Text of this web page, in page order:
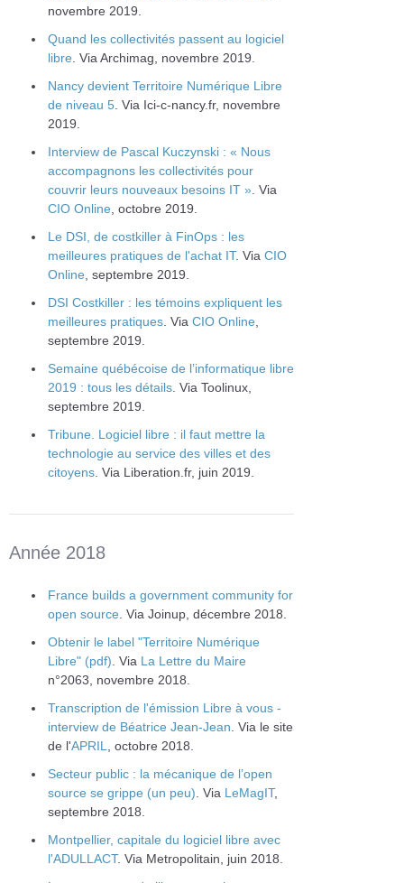
novembre 2019.
Quand les collectivités passent au logiciel
libre . Via Archimag, novembre 2019.
Nancy devient Territoire Numérique Libre
de niveau 5 . Via Ici-c-nancy.fr, novembre
2019.
Interview de Pascal Kuczynski : « Nous
accompagnons les collectivités pour
couvrir leurs nouveaux besoins IT » . Via
CIO Online , octobre 2019.
Le DSI, de costkiller à FinOps : les
meilleures pratiques de l'achat IT. Via CIO
Online , septembre 2019.
DSI Costkiller : les témoins expliquent les
meilleures pratiques . Via CIO Online
septembre 2019.
Semaine québécoise de l’informatique libre
2019 : tous les détails . Via Toolinux,
septembre 2019.
Tribune. Logiciel libre : il faut mettre la
technologie au service des villes et des
citoyens . Via Liberation.fr, juin 2019.
Année 2018
France builds a government community for
open source . Via Joinup, décembre 2018.
Obtenir le label "Territoire Numérique
Libre" (pdf) . Via La Lettre du Maire
n°2063, novembre 2018.
Transcription de l'émission Libre à vous -
interview de Béatrice Jean-Jean . Via le site
de l'APRIL
, octobre 2018.
Secteur public : la mécanique de l’open
source se grippe (un peu) . Via LeMagIT,
septembre 2018.
Montpellier, capitale du logiciel libre avec
l'ADULLACT. Via Metropolitain, juin 2018.